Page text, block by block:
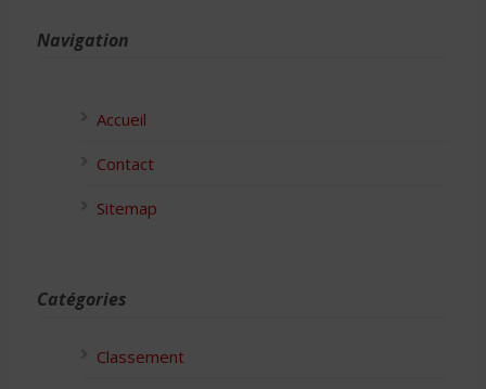
Navigation
Accueil
Contact
Sitemap
Catégories
Classement